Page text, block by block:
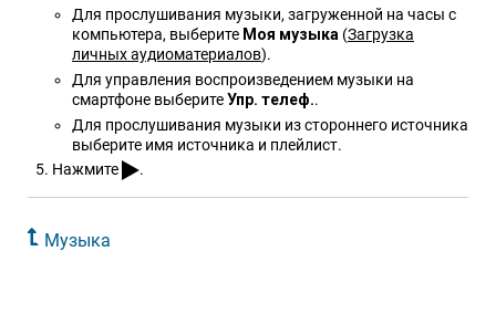
Для прослушивания музыки, загруженной на часы с
компьютера, выберите Моя музыка (Загрузка
личных аудиоматериалов).
Для управления воспроизведением музыки на
смартфоне выберитеУпр. телеф..
Для прослушивания музыки из стороннего источника
выберите имя источника и плейлист.
Нажмите
.
Музыка